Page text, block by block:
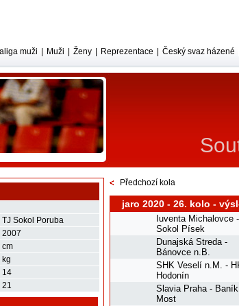
muži Muži Ženy Reprezentace Český svaz házené
TJ Sokol Poruba
2007
cm
kg
14
21
Předchozí kola
jaro 2020 - 26. kolo -
Iuventa Michalovce -
Sokol Písek
Dunajská Streda -
Bánovce n.B.
SHK Veselí n.M. -
Hodonín
Slavia Praha - Baník
Most